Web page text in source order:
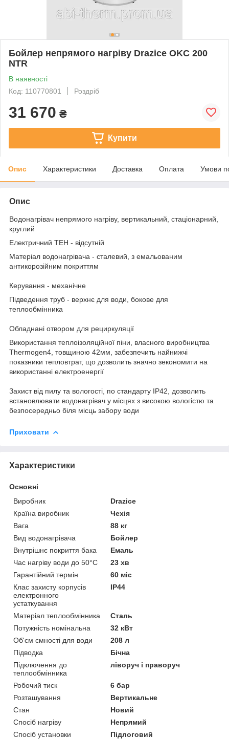
Бойлер непрямого нагріву Drazice OKC 200
NTR
В наявності
Код: 110770801
Роздріб
31 670 ₴
Купити
Опис Характеристики Доставка Оплата Умови
Опис
Водонагрівач непрямого нагріву, вертикальний, стаціонарний,
круглий
Електричний ТЕН - відсутній
Матеріал водонагрівача - сталевий, з емальованим
антикорозійним покриттям
Керування - механічне
Підведення труб - верхнє для води, бокове для
теплообмінника
Обладнані отвором для рециркуляції
Використання теплоізоляційної піни, власного виробництва
Thermogen4, товщиною 42мм, забезпечить найнижчі
показники тепловтрат, що дозволить значно зекономити на
використанні електроенергії
Захист від пилу та вологості, по стандарту ІР42, дозволить
встановлювати водонагрівач у місцях з високою вологістю та
безпосередньо біля місць забору води
Приховати
Характеристики
Основні
Виробник
Drazice
Країна виробник
Чехія
Вага
88 кг
Вид водонагрівача
Бойлер
Внутрішнє покриття бака
Емаль
Час нагріву води до 50°С
23 хв
Гарантійний термін
60 міс
Клас захисту корпусів
електронного
устаткування
IP44
Матеріал теплообмінника
Сталь
Потужність номінальна
32 кВт
Об'єм ємності для води
208 л
Підводка
Бічна
Підключення до
теплообмінника
ліворуч і праворуч
Робочий тиск
6 бар
Розташування
Вертикальне
Стан
Новий
Спосіб нагріву
Непрямий
Спосіб установки
Підлоговий